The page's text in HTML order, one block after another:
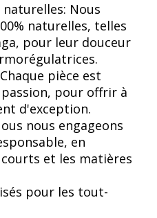
Nous
naturelles, telles
pour leur douceur
pièce est
pour offrir à
d'exception.
nous engageons
en
et les matières
pour les tout-